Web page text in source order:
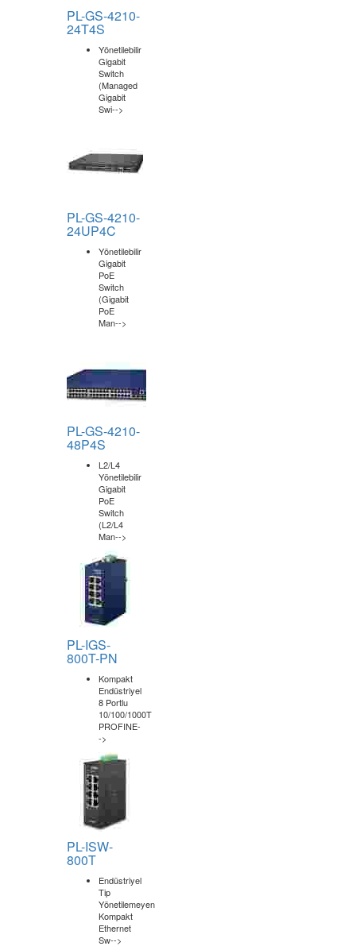
PL-GS-4210-
24T4S
Yönetilebilir
Gigabit
Switch
PL-GS-4210-
24UP4C
Yönetilebilir
Gigabit
PoE
Switch
PL-GS-4210-
48P4S
L2/L4
Yönetilebilir
Gigabit
PoE
(L2/L4
Man-->
PL-IGS-
800T-PN
Kompakt
Endüstriyel
8 Portlu
10/100/1000T
PROFINE-
PL-ISW-
Endüstriyel
Tip
Yönetilemeyen